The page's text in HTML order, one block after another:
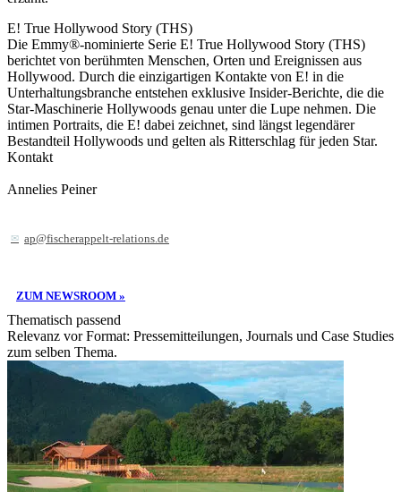
E! True Hollywood Story (THS)
Die Emmy®-nominierte Serie E! True Hollywood Story (THS)
berichtet von berühmten Menschen, Orten und Ereignissen aus
Hollywood. Durch die einzigartigen Kontakte von E! in die
Unterhaltungsbranche entstehen exklusive Insider-Berichte, die die
Star-Maschinerie Hollywoods genau unter die Lupe nehmen. Die
intimen Portraits, die E! dabei zeichnet, sind längst legendärer
Bestandteil Hollywoods und gelten als Ritterschlag für jeden Star.
Kontakt
Annelies Peiner
ap@fischerappelt-relations.de
ZUM NEWSROOM »
Thematisch passend
Relevanz vor Format: Pressemitteilungen, Journals und Case Studies
zum selben Thema.